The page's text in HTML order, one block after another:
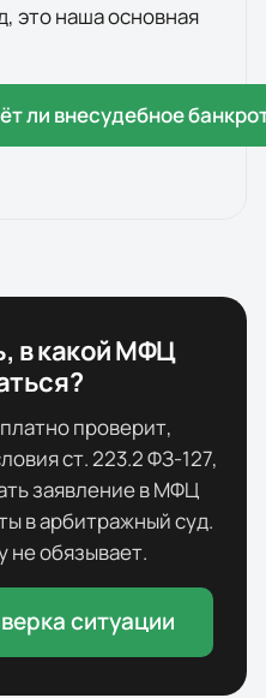
это наша основная
ли внесудебное
в какой МФЦ
проверит,
ст. 223.2 ФЗ-127,
заявление в МФЦ
в арбитражный суд.
не обязывает.
ситуации